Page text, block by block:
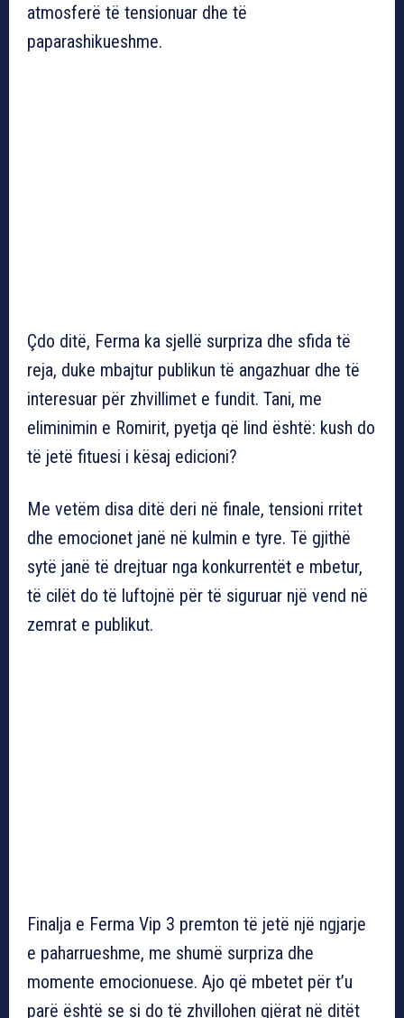
atmosferë të tensionuar dhe të
paparashikueshme.
Çdo ditë, Ferma ka sjellë surpriza dhe sfida të
reja, duke mbajtur publikun të angazhuar dhe të
interesuar për zhvillimet e fundit. Tani, me
eliminimin e Romirit, pyetja që lind është: kush do
të jetë fituesi i kësaj edicioni?
Me vetëm disa ditë deri në finale, tensioni rritet
dhe emocionet janë në kulmin e tyre. Të gjithë
sytë janë të drejtuar nga konkurrentët e mbetur,
të cilët do të luftojnë për të siguruar një vend në
zemrat e publikut.
Finalja e Ferma Vip 3 premton të jetë një ngjarje
e paharrueshme, me shumë surpriza dhe
momente emocionuese. Ajo që mbetet për t’u
parë është se si do të zhvillohen gjërat në ditët